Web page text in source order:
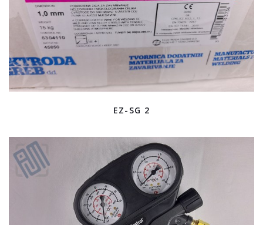
EZ-SG 2